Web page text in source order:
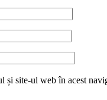
și site-ul web în acest